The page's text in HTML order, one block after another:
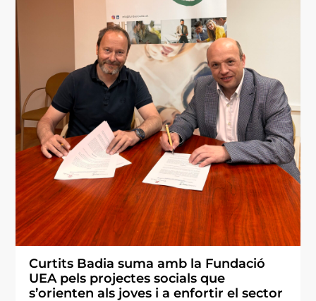
Curtits Badia suma amb la Fundació
UEA pels projectes socials que
s’orienten als joves i a enfortir el sector